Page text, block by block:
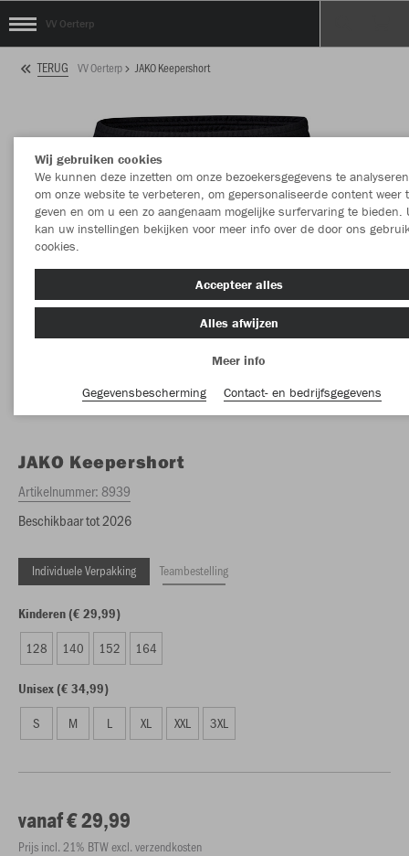
VV Oerterp
TERUG VV Oerterp JAKO Keepershort
JAKO Keepershort
Artikelnummer:8939
Beschikbaar tot 2026
Individuele Verpakking Teambestelling
Kinderen (€ 29,99)
128 140 152 164
Unisex (€ 34,99)
S M L XL XXL 3XL
vanaf € 29,99
Prijs incl. 21% BTW excl. verzendkosten
Wij gebruiken cookies
We kunnen deze inzetten om onze bezoekersgegevens te
om onze website te verbeteren, om gepersonaliseerde content weer
geven en om u een zo aangenaam mogelijke surfervaring te bieden.
kan uw instellingen bekijken voor meer info over de door ons
cookies.
Accepteer alles
Alles afwijzen
Meer info
Gegevensbescherming
Contact- en bedrijfsgegevens